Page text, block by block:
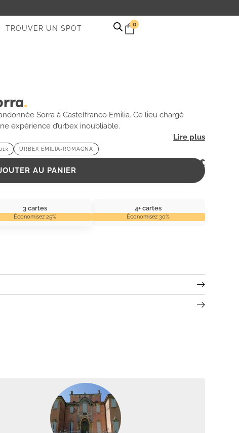
TROUVER UN SPOT
0
Sorra à Castelfranco Emilia. Ce lieu chargé
expérience d’urbex inoubliable.
URBEX EMILIA-ROMAGNA
2,99€
AU PANIER
3 cartes
Économisez 25%
4+ cartes
Économisez 30%